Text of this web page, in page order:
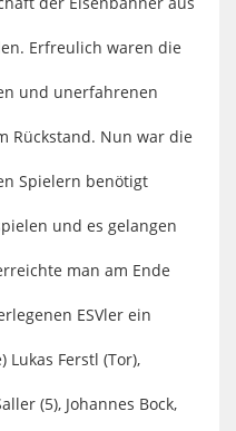
Erfreulich waren die
und unerfahrenen
Rückstand. Nun war die
Spielern benötigt
und es gelangen
man am Ende
ESVler ein
Lukas Ferstl (Tor),
(5), Johannes Bock,